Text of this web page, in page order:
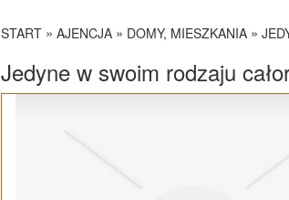
START» AJENCJA» DOMY, MIESZKANIA»
Jedyne w swoim rodzaju